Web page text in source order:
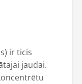
ir ticis
jaudai.